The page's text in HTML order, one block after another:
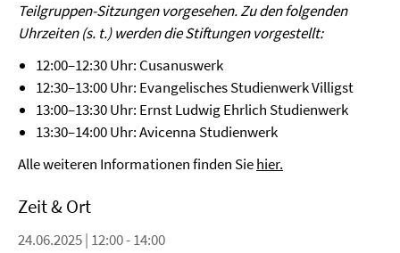
Teilgruppen-Sitzungen vorgesehen. Zu den folgenden
Uhrzeiten (s. t.) werden die Stiftungen vorgestellt:
12:00–12:30 Uhr: Cusanuswerk
12:30–13:00 Uhr: Evangelisches Studienwerk Villigst
13:00–13:30 Uhr: Ernst Ludwig Ehrlich Studienwerk
13:30–14:00 Uhr: Avicenna Studienwerk
Alle weiteren Informationen finden Siehier.
Zeit & Ort
24.06.2025 | 12:00 - 14:00